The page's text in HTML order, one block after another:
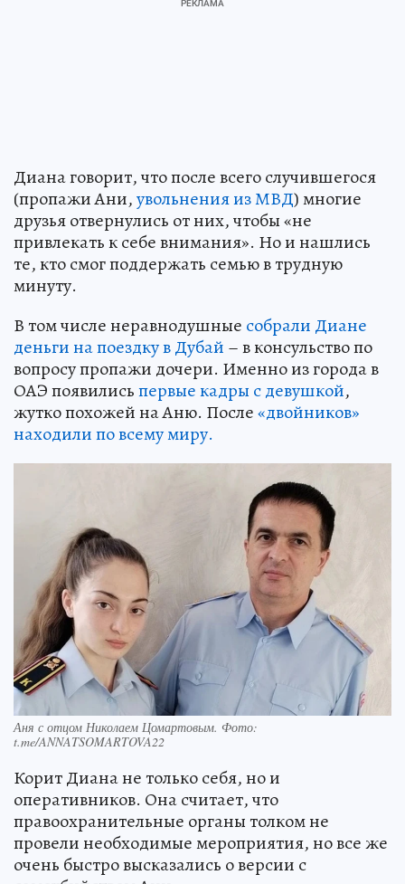
Диана говорит, что после всего случившегося
(пропажи Ани,увольнения из МВД) многие
друзья отвернулись от них, чтобы «не
привлекать к себе внимания». Но и нашлись
те, кто смог поддержать семью в трудную
минуту.
В том числе неравнодушные собрали Диане
деньги на поездку в Дубай – в консульство по
вопросу пропажи дочери. Именно из города в
ОАЭ появилисьпервые кадры с девушкой,
жутко похожей на Аню. После«двойников»
находили по всему миру.
Аня с отцом Николаем Цомартовым. Фото:
t.me/ANNATSOMARTOVA22
Корит Диана не только себя, но и
оперативников. Она считает, что
правоохранительные органы толком не
провели необходимые мероприятия, но все же
очень быстро высказались о версии с